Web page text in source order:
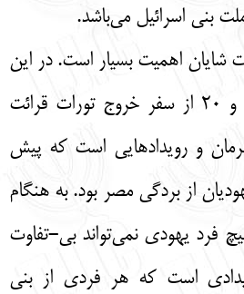
بنی اسرائیل می‌باشد.
شایان اهمیت بسیار است. در این
روز مقدس فصول 19 و 20 از سفر خروج تورات قرائت
و رویدادهایی است که پیش
از بردگی مصر بود. به هنگام
فرد یهودی نمی‌تواند بی-تفاوت
است که هر فردی از بنی